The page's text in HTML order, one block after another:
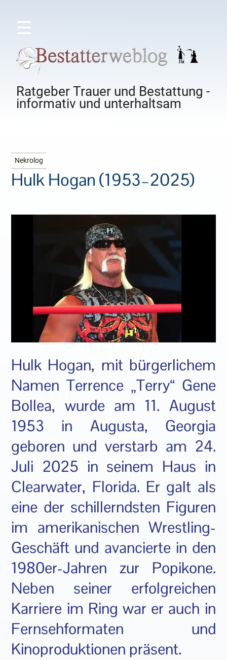
☰
Ratgeber Trauer und Bestattung -
informativ und unterhaltsam
Nekrolog
Hulk Hogan (1953–2025)
Hulk Hogan, mit bürgerlichem
Namen Terrence „Terry“ Gene
Bollea, wurde am 11. August
1953 in Augusta, Georgia
geboren und verstarb am 24.
Juli 2025 in seinem Haus in
Clearwater, Florida. Er galt als
eine der schillerndsten Figuren
im amerikanischen Wrestling-
Geschäft und avancierte in den
1980er-Jahren zur Popikone.
Neben seiner erfolgreichen
Karriere im Ring war er auch in
Fernsehformaten und
Kinoproduktionen präsent.